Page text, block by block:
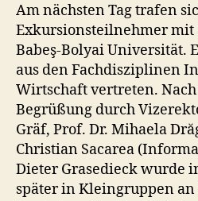
Am nächsten Tag trafen
Exkursionsteilnehmer mit
Babeş-Bolyai Universität.
aus den Fachdisziplinen
Wirtschaft vertreten.
Begrüßung durch
Gräf, Prof. Dr. Mihaela
Christian Sacarea
Dieter Grasedieck wurde
später in Kleingruppen an